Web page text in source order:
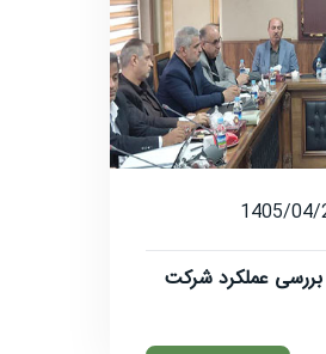
1405/04/
عملکرد شرکت